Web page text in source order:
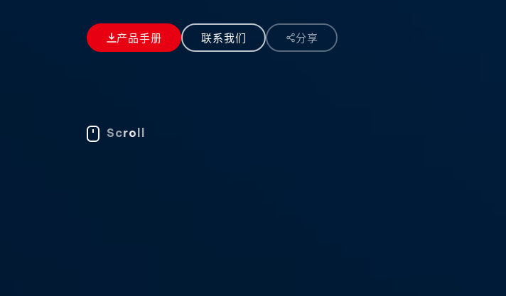
产品手册 联系我们 分享
Scroll